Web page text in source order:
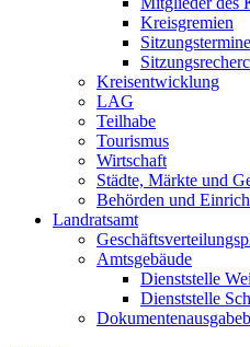
Kreisgremien
Sitzungstermine
Kreisentwicklung
LAG
Teilhabe
Tourismus
Wirtschaft
Städte, Märkte und
Behörden und
Landratsamt
Amtsgebäude
Dienststelle
Dienststelle